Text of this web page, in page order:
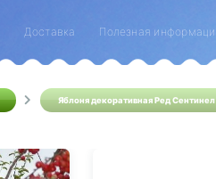
Доставка Полезная
Яблоня декоративная Ред Сентинел